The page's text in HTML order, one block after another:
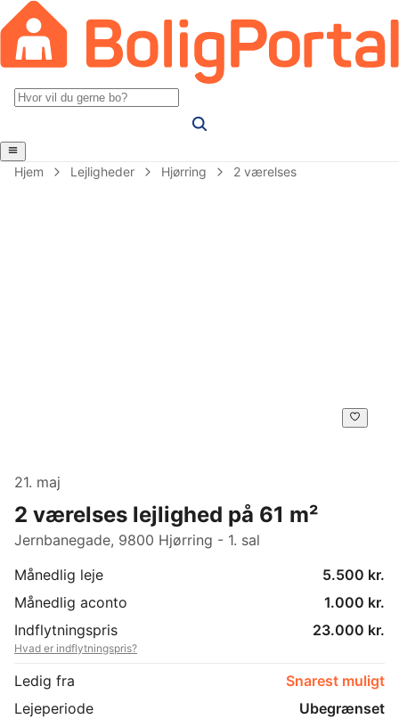
Hjem Lejligheder Hjørring 2 værelses
21. maj
2 værelses lejlighed på 61 m²
Jernbanegade, 9800 Hjørring - 1. sal
Månedlig leje
5.500 kr.
Månedlig aconto
1.000 kr.
Indflytningspris
23.000 kr.
Hvad er indflytningspris?
Ledig fra
Snarest muligt
Lejeperiode
Ubegrænset